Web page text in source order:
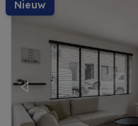
nieuw
Previous